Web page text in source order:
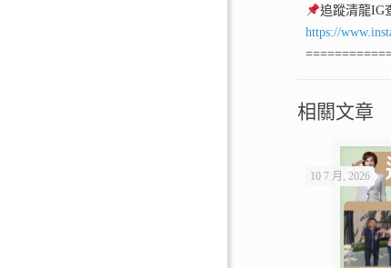
追蹤清龍IG
https://
相關文章
10 7 月, 2026